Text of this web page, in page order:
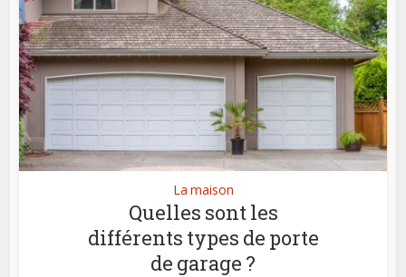
La maison
Quelles sont les
différents types de porte
de garage ?